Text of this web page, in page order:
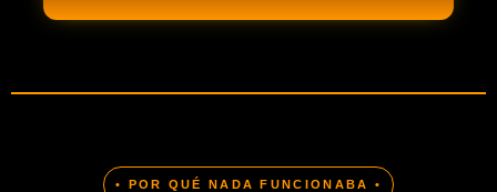
• POR QUÉ NADA FUNCIONABA •